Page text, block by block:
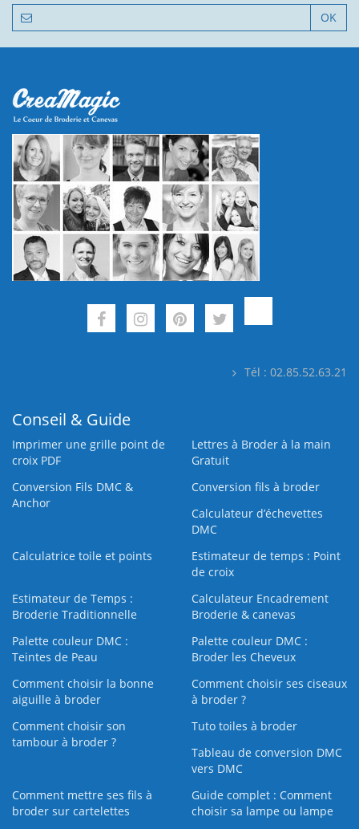
OK
Tél : 02.85.52.63.21
Conseil & Guide
Imprimer une grille point de
croix PDF
Lettres à Broder à la main
Gratuit
Conversion Fils DMC &
Anchor
Conversion fils à broder
Calculateur d’échevettes
DMC
Calculatrice toile et points
Estimateur de temps : Point
de croix
Estimateur de Temps :
Broderie Traditionnelle
Calculateur Encadrement
Broderie & canevas
Palette couleur DMC :
Teintes de Peau
Palette couleur DMC :
Broder les Cheveux
Comment choisir la bonne
aiguille à broder
Comment choisir ses ciseaux
à broder ?
Comment choisir son
tambour à broder ?
Tuto toiles à broder
Tableau de conversion DMC
vers DMC
Comment mettre ses fils à
broder sur cartelettes
Guide complet : Comment
choisir sa lampe ou lampe